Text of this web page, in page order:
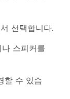
선택합니다.
스피커를
할 수 있습